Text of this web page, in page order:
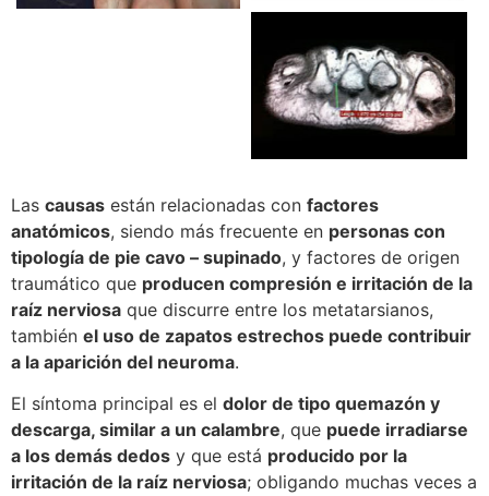
Las causas están relacionadas con factores
anatómicos, siendo más frecuente en personas con
tipología de pie cavo – supinado, y factores de origen
traumático que producen compresión e irritación de la
raíz nerviosa que discurre entre los metatarsianos,
también el uso de zapatos estrechos puede contribuir
a la aparición del neuroma.
El síntoma principal es el dolor de tipo quemazón y
descarga, similar a un calambre, que puede irradiarse
a los demás dedos y que está producido por la
irritación de la raíz nerviosa; obligando muchas veces a